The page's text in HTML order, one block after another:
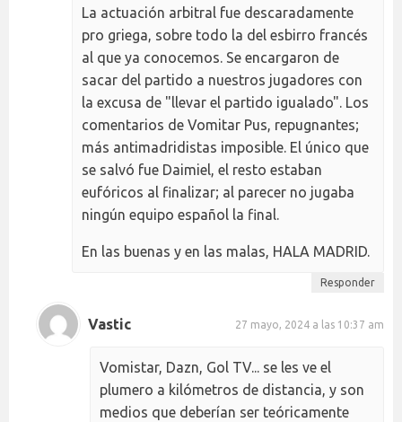
La actuación arbitral fue descaradamente
pro griega, sobre todo la del esbirro francés
al que ya conocemos. Se encargaron de
sacar del partido a nuestros jugadores con
la excusa de "llevar el partido igualado". Los
comentarios de Vomitar Pus, repugnantes;
más antimadridistas imposible. El único que
se salvó fue Daimiel, el resto estaban
eufóricos al finalizar; al parecer no jugaba
ningún equipo español la final.
En las buenas y en las malas, HALA MADRID.
Responder
Vastic 27 mayo, 2024 a las 10:37 am
Vomistar, Dazn, Gol TV... se les ve el
plumero a kilómetros de distancia, y son
medios que deberían ser teóricamente